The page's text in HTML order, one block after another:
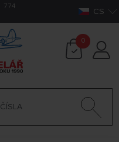
774
CS
0